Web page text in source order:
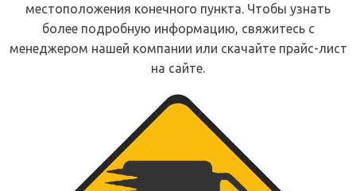
местоположения конечного пункта. Чтобы узнать
более подробную информацию, свяжитесь с
менеджером нашей компании или скачайте прайс-лист
на сайте.